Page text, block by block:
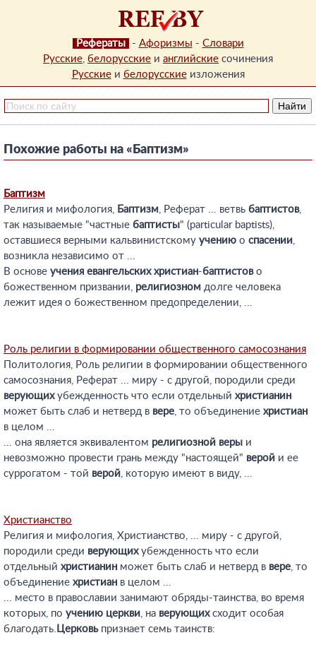
Рефераты - Афоризмы - Словари
Русские, белорусские и английские сочинения
Русскиеи белорусскиеизложения
Похожие работы на «Баптизм»
Баптизм
Религия и мифология, Баптизм, Реферат ... ветвь баптистов,
так называемые "частные баптисты" (рarticular baptists),
оставшиеся верными кальвинистскому учению о спасении,
возникла независимо от ...
В основе учения евангельских христиан-баптистово
божественном призвании, религиозном долге человека
лежит идея о божественном предопределении, ...
Роль религии в формировании общественного самосознания
Политология, Роль религии в формировании общественного
самосознания, Реферат ... миру - с другой, породили среди
верующихубежденность что если отдельный христианин
может быть слаб и нетверд в вере, то объединение христиан
в целом ...
... она является эквивалентом религиозной веры и
невозможно провести грань между "настоящей" верой и ее
суррогатом - той верой, которую имеют в виду, ...
Христианство
Религия и мифология, Христианство, ... миру - с другой,
породили среди верующихубежденность что если
отдельный христианин может быть слаб и нетверд в вере, то
объединение христиан в целом ...
... место в православии занимают обряды-таинства, во время
которых, по учению церкви, на верующихсходит особая
благодать. Церковьпризнает семь таинств: